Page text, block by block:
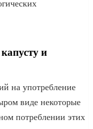
и
на употребление
виде некоторые
потреблении этих